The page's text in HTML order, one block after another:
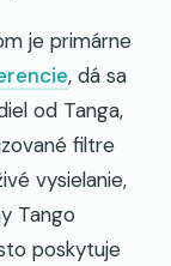
je primárne
, dá sa
od Tanga,
filtre
vysielanie,
Tango
poskytuje